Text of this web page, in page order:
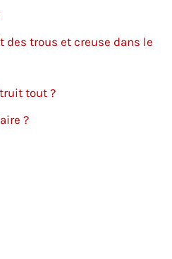
des trous et creuse dans le
tout ?
?